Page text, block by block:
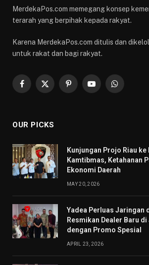
MerdekaPos.com memegang konsep
terarah yang berpihak kepada rakyat.
Karena MerdekaPos.com ditulis dan
untuk rakat dan bagi rakyat.
Facebook
X
PinterestYouTubeWhatsApp
OUR PICKS
Kunjungan Projo Riau ke
Kamtibmas, Ketahanan
Ekonomi Daerah
MAY 20, 2026
Yadea Perluas Jaringan
Resmikan Dealer Baru di
dengan Promo Spesial
APRIL 23, 2026